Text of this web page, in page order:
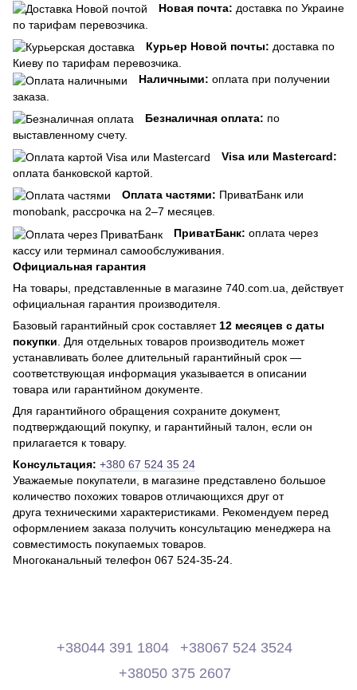
Новая почта: доставка по Украине
по тарифам перевозчика.
Курьер Новой почты: доставка по
Киеву по тарифам перевозчика.
Наличными: оплата при получении
заказа.
Безналичная оплата: по
выставленному счету.
Visa или Mastercard:
оплата банковской картой.
Оплата частями: ПриватБанк или
monobank, рассрочка на 2–7 месяцев.
ПриватБанк: оплата через
кассу или терминал самообслуживания.
Официальная гарантия
На товары, представленные в магазине 740.com.ua, действует
официальная гарантия производителя.
Базовый гарантийный срок составляет 12 месяцев с даты
покупки . Для отдельных товаров производитель может
устанавливать более длительный гарантийный срок —
соответствующая информация указывается в описании
товара или гарантийном документе.
Для гарантийного обращения сохраните документ,
подтверждающий покупку, и гарантийный талон, если он
прилагается к товару.
Консультация: +380 67 524 35 24
Уважаемые покупатели, в магазине представлено большое
количество похожих товаров отличающихся друг от
друга техническими характеристиками. Рекомендуем перед
оформлением заказа получить консультацию менеджера на
совместимость покупаемых товаров.
Многоканальный телефон 067 524-35-24.
+38044 391 1804
+38067 524 3524
+38050 375 2607